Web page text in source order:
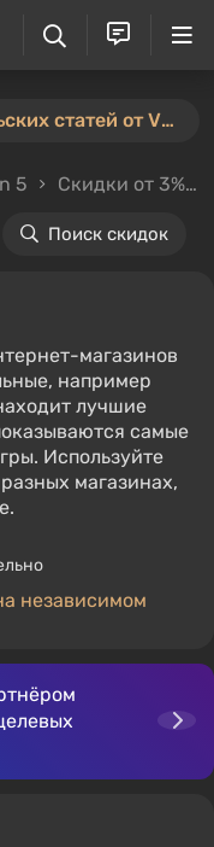
⚡️ Новый конкурс пользовательских статей от VGTimes — участвуйте тут ⚡️
5 Скидки от 3%
Поиск скидок
магазинов
например
лучшие
самые
Используйте
магазинах,
независимом